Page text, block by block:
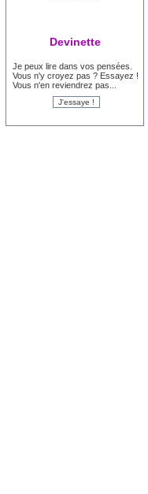
Devinette
Je peux lire dans vos pensées.
Vous n'y croyez pas ? Essayez !
Vous n'en reviendrez pas...